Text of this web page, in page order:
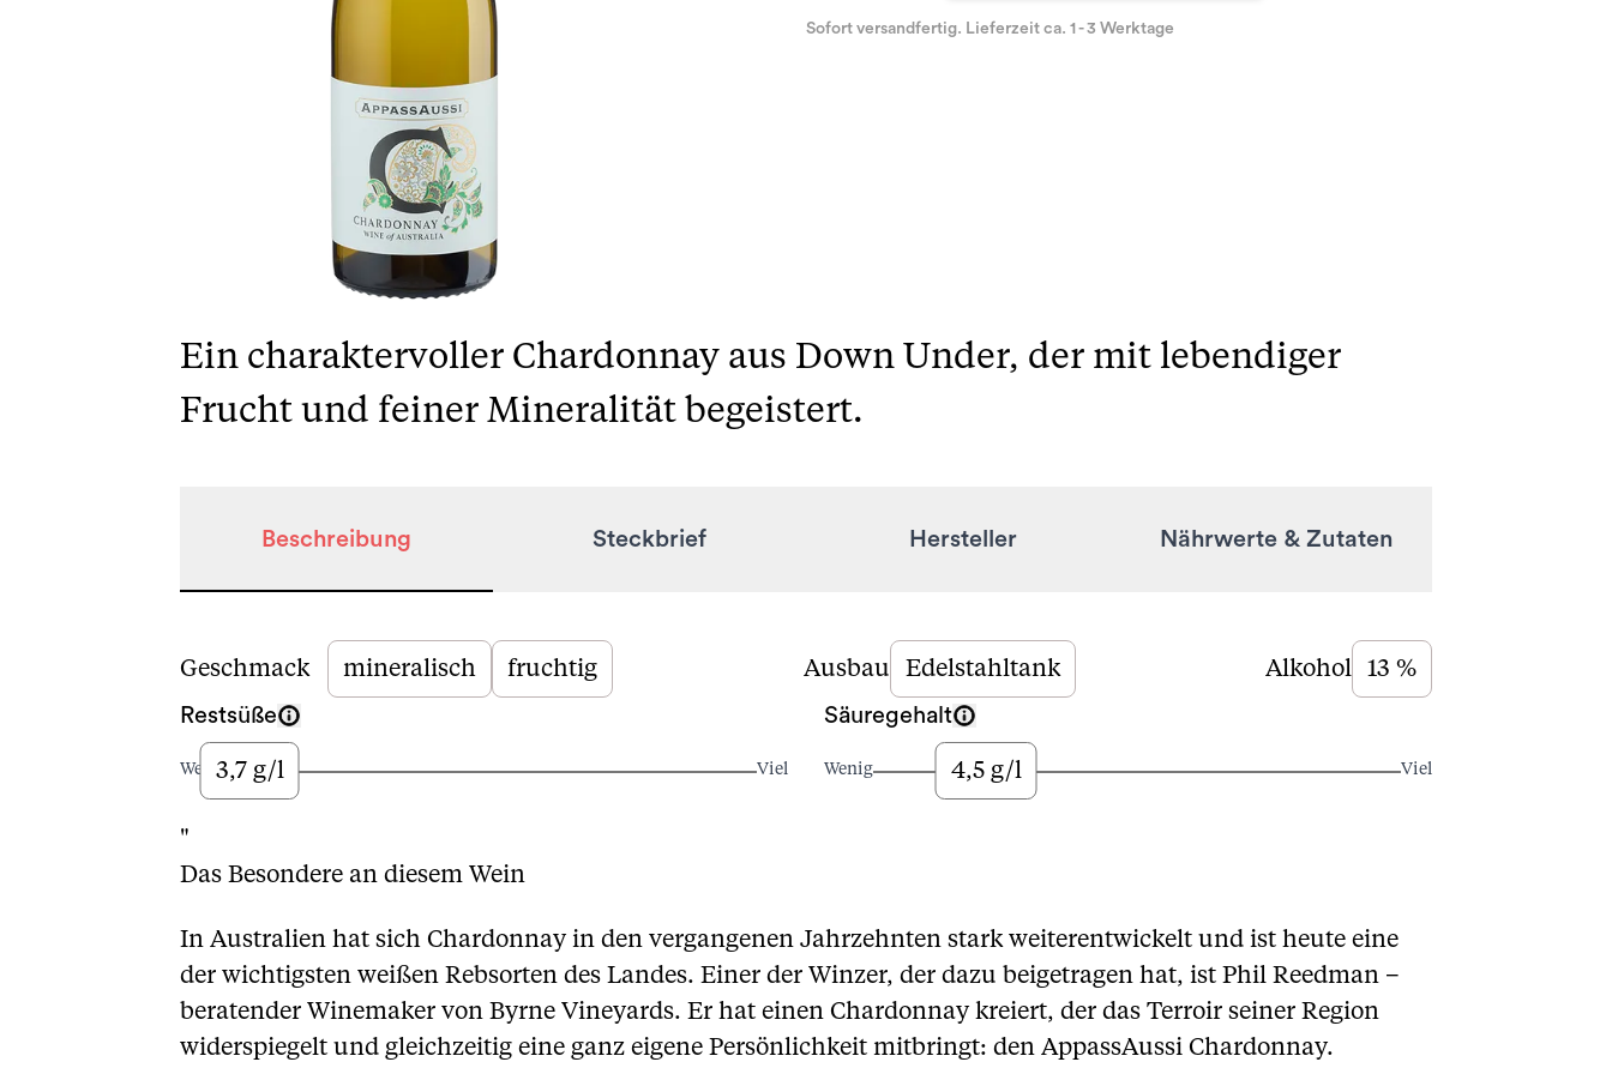
Sofort versandfertig. Lieferzeit ca. 1 - 3 Werktage
Ein charaktervoller Chardonnay aus Down Under, der mit lebendiger
Frucht und feiner Mineralität begeistert.
Beschreibung Steckbrief Hersteller Nährwerte & Zutaten
Beschreibung
Geschmack mineralisch fruchtig Ausbau Edelstahltank Alkohol
13 %
Restsüße
Wenig3,7 g/l Viel
Säuregehalt
Wenig 4,5 g/l Viel
"
Das Besondere an diesem Wein
In Australien hat sich Chardonnay in den vergangenen Jahrzehnten stark weiterentwickelt und ist heute eine
der wichtigsten weißen Rebsorten des Landes. Einer der Winzer, der dazu beigetragen hat, ist Phil Reedman –
beratender Winemaker von Byrne Vineyards. Er hat einen Chardonnay kreiert, der das Terroir seiner Region
widerspiegelt und gleichzeitig eine ganz eigene Persönlichkeit mitbringt: den AppassAussi Chardonnay.